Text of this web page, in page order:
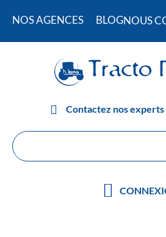
NOS AGENCES BLOGNOUS
Contactez nos experts